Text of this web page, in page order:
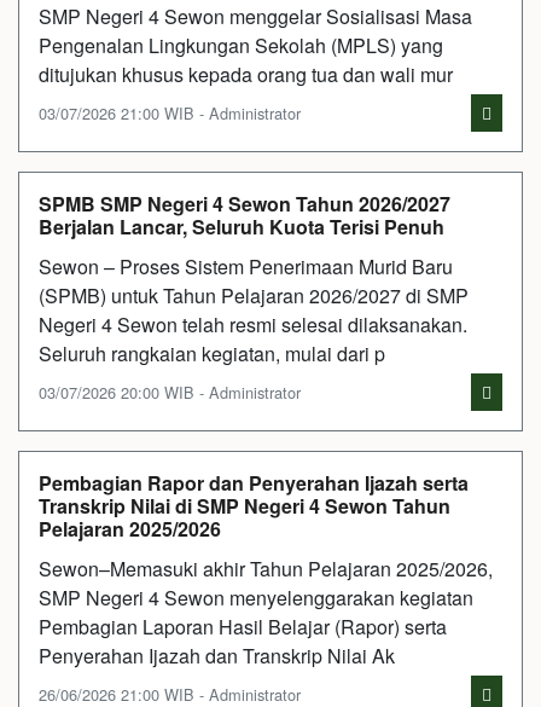
SMP Negeri 4 Sewon menggelar Sosialisasi Masa
Pengenalan Lingkungan Sekolah (MPLS) yang
ditujukan khusus kepada orang tua dan wali mur
03/07/2026 21:00 WIB - Administrator
SPMB SMP Negeri 4 Sewon Tahun 2026/2027
Berjalan Lancar, Seluruh Kuota Terisi Penuh
Sewon – Proses Sistem Penerimaan Murid Baru
(SPMB) untuk Tahun Pelajaran 2026/2027 di SMP
Negeri 4 Sewon telah resmi selesai dilaksanakan.
Seluruh rangkaian kegiatan, mulai dari p
03/07/2026 20:00 WIB - Administrator
Pembagian Rapor dan Penyerahan Ijazah serta
Transkrip Nilai di SMP Negeri 4 Sewon Tahun
Pelajaran 2025/2026
Sewon–Memasuki akhir Tahun Pelajaran 2025/2026,
SMP Negeri 4 Sewon menyelenggarakan kegiatan
Pembagian Laporan Hasil Belajar (Rapor) serta
Penyerahan Ijazah dan Transkrip Nilai Ak
26/06/2026 21:00 WIB - Administrator